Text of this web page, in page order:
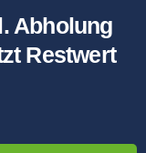
Abholung
Restwert